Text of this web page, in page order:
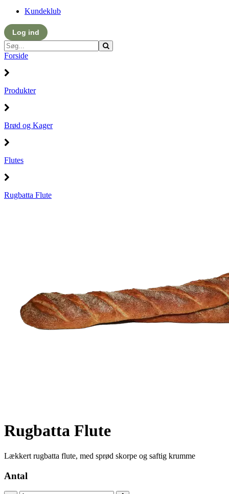
Kundeklub
Log ind
Forside
Produkter
Brød og Kager
Flutes
Rugbatta Flute
Rugbatta Flute
Lækkert rugbatta flute, med sprød skorpe og saftig krumme
Antal